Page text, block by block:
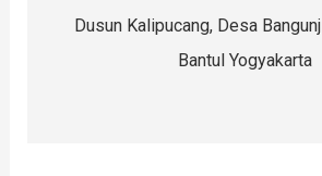
Dusun Kalipucang, Desa
Bantul Yogyakarta